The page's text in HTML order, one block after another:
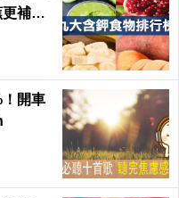
補鉀
開車